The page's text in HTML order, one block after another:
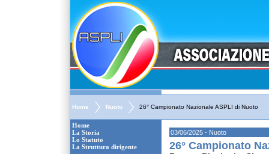
Home Nuoto 26° Campionato Nazionale ASPLI di Nuoto
Home
La Storia
Lo Statuto
La Struttura dirigente
03/06/2025 - Nuoto
26° Campionato